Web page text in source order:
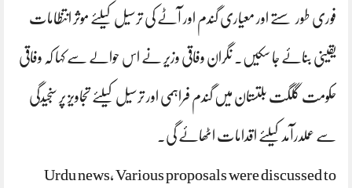
فوری طور سستے اور معیاری گندم اور آٹے کی ترسیل کیلئے موثر انتظامات
یقینی بنائے جا سکیں۔ نگران وفاقی وزیر نے اس حوالے سے کہا کہ وفاقی
حکومت گلگت بلتستان میں گندم فراہمی اور ترسیل کیلئے تجاویز پر سنجیدگی
سے عملدرآمد کیلئے اقدامات اٹھائے گی۔
Urdu news, Various proposals were discussed to